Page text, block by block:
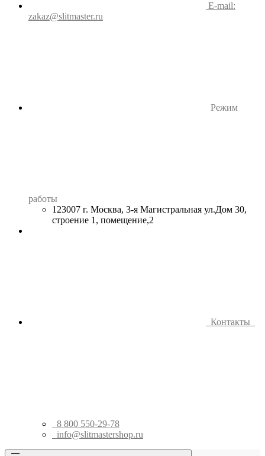
E-mail:
zakaz@slitmaster.ru
Режим
работы
123007 г. Москва, 3-я Магистральная ул.Дом 30,
строение 1, помещение,2
Контакты
8 800 550-29-78
info@slitmastershop.ru